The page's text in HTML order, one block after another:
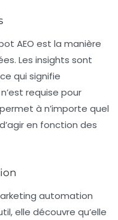
AEO est la manière
Les insights sont
qui signifie
requise pour
à n’importe quel
en fonction des
automation
elle découvre qu’elle